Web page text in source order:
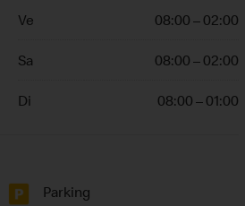
Ve 08:00 – 02:00
Sa 08:00 – 02:00
Di 08:00 – 01:00
Parking